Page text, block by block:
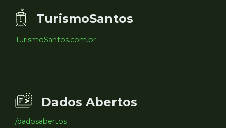
TurismoSantos
TurismoSantos.com.br
Dados Abertos
/dadosabertos